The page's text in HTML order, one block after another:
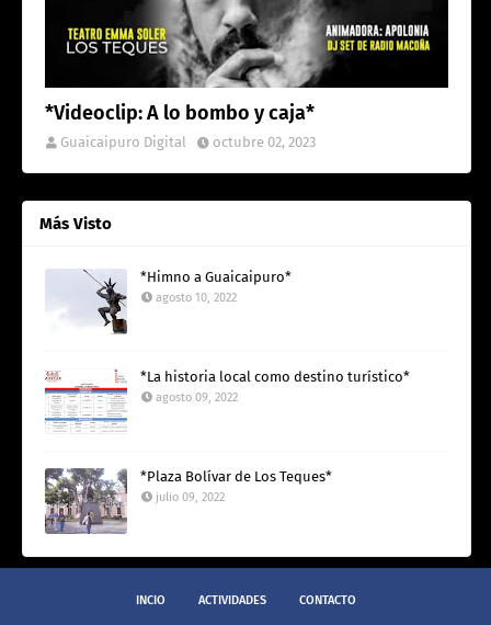
*Videoclip: A lo bombo y caja*
Guaicaipuro Digital octubre 02, 2023
Más Visto
*Himno a Guaicaipuro*
agosto 10, 2022
*La historia local como destino turístico*
agosto 09, 2022
*Plaza Bolívar de Los Teques*
julio 09, 2022
INCIO ACTIVIDADES CONTACTO